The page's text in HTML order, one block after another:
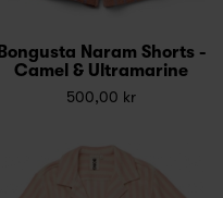
Bongusta Naram Shorts -
Camel & Ultramarine
500,00 kr